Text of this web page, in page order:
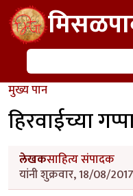
Skip to main content
शोध
मुख्य पान
हिरवाईच्या
लेखकसाहित्य संपादक
यांनी शुक्रवार, 18/08/